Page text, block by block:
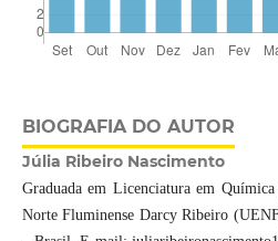
BIOGRAFIA DO AUTOR
Júlia Ribeiro Nascimento
Graduada em Licenciatura em
Norte Fluminense Darcy Ribeiro